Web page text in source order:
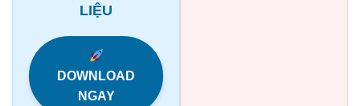
LIỆU
DOWNLOAD
NGAY